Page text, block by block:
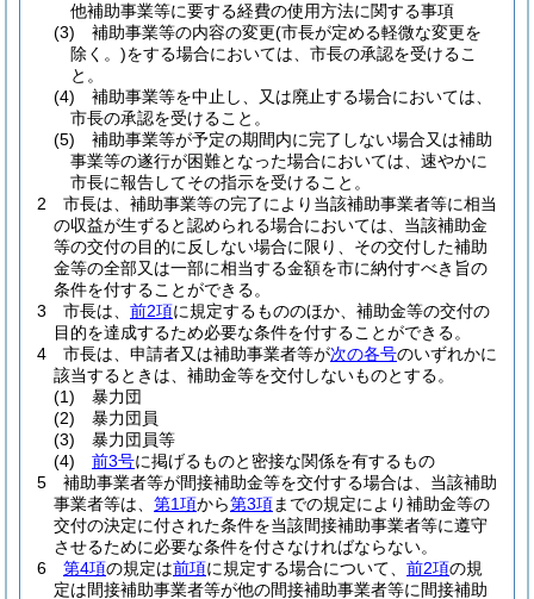
他補助事業等に要する経費の使用方法に関する事項
(3)
補助事業等の内容の変更(市長が定める軽微な変更を
除く。)をする場合においては、市長の承認を受けるこ
と。
(4)
補助事業等を中止し、又は廃止する場合においては、
市長の承認を受けること。
(5)
補助事業等が予定の期間内に完了しない場合又は補助
事業等の遂行が困難となった場合においては、速やかに
市長に報告してその指示を受けること。
2
市長は、補助事業等の完了により当該補助事業者等に相当
の収益が生ずると認められる場合においては、当該補助金
等の交付の目的に反しない場合に限り、その交付した補助
金等の全部又は一部に相当する金額を市に納付すべき旨の
条件を付することができる。
3
市長は、 前2項に規定するもののほか、補助金等の交付の
目的を達成するため必要な条件を付することができる。
4
市長は、申請者又は補助事業者等が次の各号のいずれかに
該当するときは、補助金等を交付しないものとする。
(1)
暴力団
(2)
暴力団員
(3)
暴力団員等
(4)
前3号に掲げるものと密接な関係を有するもの
5
補助事業者等が間接補助金等を交付する場合は、当該補助
事業者等は、 第1項から第3項までの規定により補助金等の
交付の決定に付された条件を当該間接補助事業者等に遵守
させるために必要な条件を付さなければならない。
6
第4項の規定は前項に規定する場合について、 前2項の規
定は間接補助事業者等が他の間接補助事業者等に間接補助